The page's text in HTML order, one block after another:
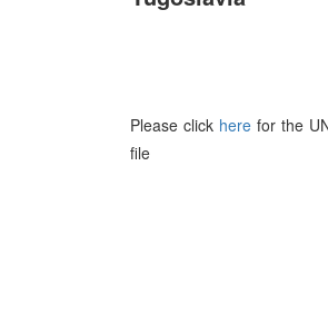
Please click herefor the
file